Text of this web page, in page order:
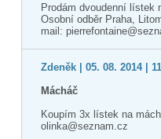
Prodám dvoudenní lístek
Osobní odběr Praha,
mail:
Zdeněk | 05. 08. 2014 |
Mácháč
Koupím 3x lístek na
olinka@seznam.cz